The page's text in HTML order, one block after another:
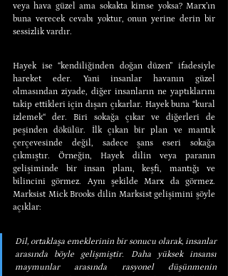
veya hava güzel ama sokakta kimse yoksa? Marx’ın
buna verecek cevabı yoktur, onun yerine derin bir
sessizlik vardır.
Hayek ise “kendiliğinden doğan düzen” ifadesiyle
hareket eder. Yani insanlar havanın güzel
olmasından ziyade, diğer insanların ne yaptıklarını
takip ettikleri için dışarı çıkarlar. Hayek buna “kural
izlemek“ der. Biri sokağa çıkar ve diğerleri de
peşinden dökülür. İlk çıkan bir plan ve mantık
çerçevesinde değil, sadece şans eseri sokağa
çıkmıştır. Örneğin, Hayek dilin veya paranın
gelişiminde bir insan planı, keşfi, mantığı ve
bilincini görmez. Aynı şekilde Marx da görmez.
Marksist Mick Brooks dilin Marksist gelişimini şöyle
açıklar:
Dil, ortaklaşa emeklerinin bir sonucu olarak, insanlar
arasında böyle gelişmiştir. Daha yüksek insansı
maymunlar arasında rasyonel düşünmenin